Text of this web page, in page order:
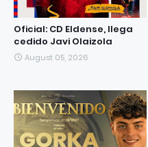
Oficial: CD Eldense, llega
cedido Javi Olaizola
August 05, 2026